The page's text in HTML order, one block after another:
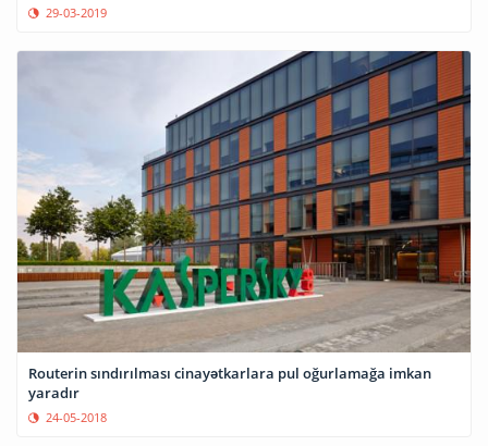
29-03-2019
Routerin sındırılması cinayətkarlara pul oğurlamağa imkan
yaradır
24-05-2018